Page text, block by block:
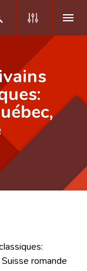
romande